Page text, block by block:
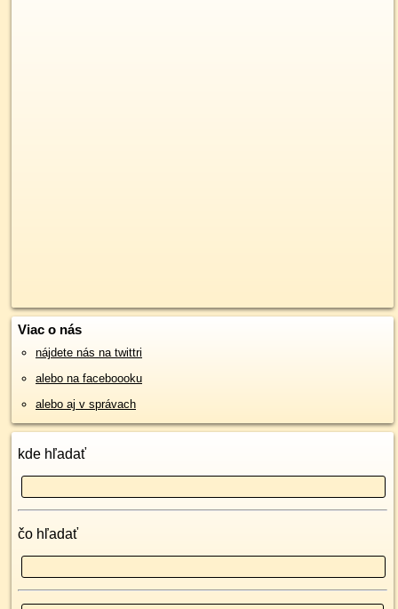
Viac o nás
nájdete nás na twittri
alebo na faceboooku
alebo aj v správach
kde hľadať
čo hľadať